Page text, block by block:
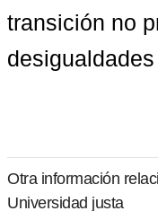
transición no
Otra información
Universidad justa